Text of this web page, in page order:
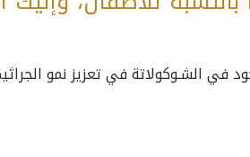
في الشـوكولاتة في تعزيز نمو